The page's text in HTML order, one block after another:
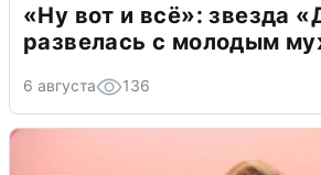
«Ну вот и всё»: звезда
развелась с молодым
6 августа 136